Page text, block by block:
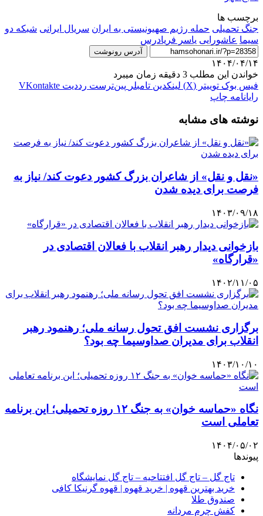
برچسب ها
جنگ تحمیلی حمله رژیم صهیونیستی به ایران سریال ایرانی شبکه دو
سیما عاشورایی یاسر فریادرس
آدرس رونوشت
۱۴۰۴/۰۴/۱۴
خواندن این مطلب 3 دقیقه زمان میبرد
فیس بوک توییتر (X) لینکدین ‫تامبلر ‫پین‌ترست ‫رددیت ‫VKontakte
رایانامه چاپ
نوشته های مشابه
«نقل و نقل» از شاعران بزرگ کشور دعوت کند/ نیاز به
فرصت برای دیده شدن
۱۴۰۳/۰۹/۱۸
بازخوانی دیدار رهبر انقلاب با فعالان اقتصادی در
«قرارگاه»
۱۴۰۲/۱۱/۰۵
برگزاری نشست افق تحول رسانه ملی؛ رهنمود رهبر
انقلاب برای مدیران صداوسیما چه بود؟
۱۴۰۳/۱۰/۱۰
نگاه «حماسه خوان» به جنگ ۱۲ روزه تحمیلی؛ این برنامه
تعاملی است
۱۴۰۴/۰۵/۰۲
پیوندها
تاج گل – تاج گل افتتاحیه – تاج گل نمایشگاه
خرید بهترین قهوه | خرید قهوه | قهوه گرنیکا کافی
صندوق طلا
کفش چرم مردانه